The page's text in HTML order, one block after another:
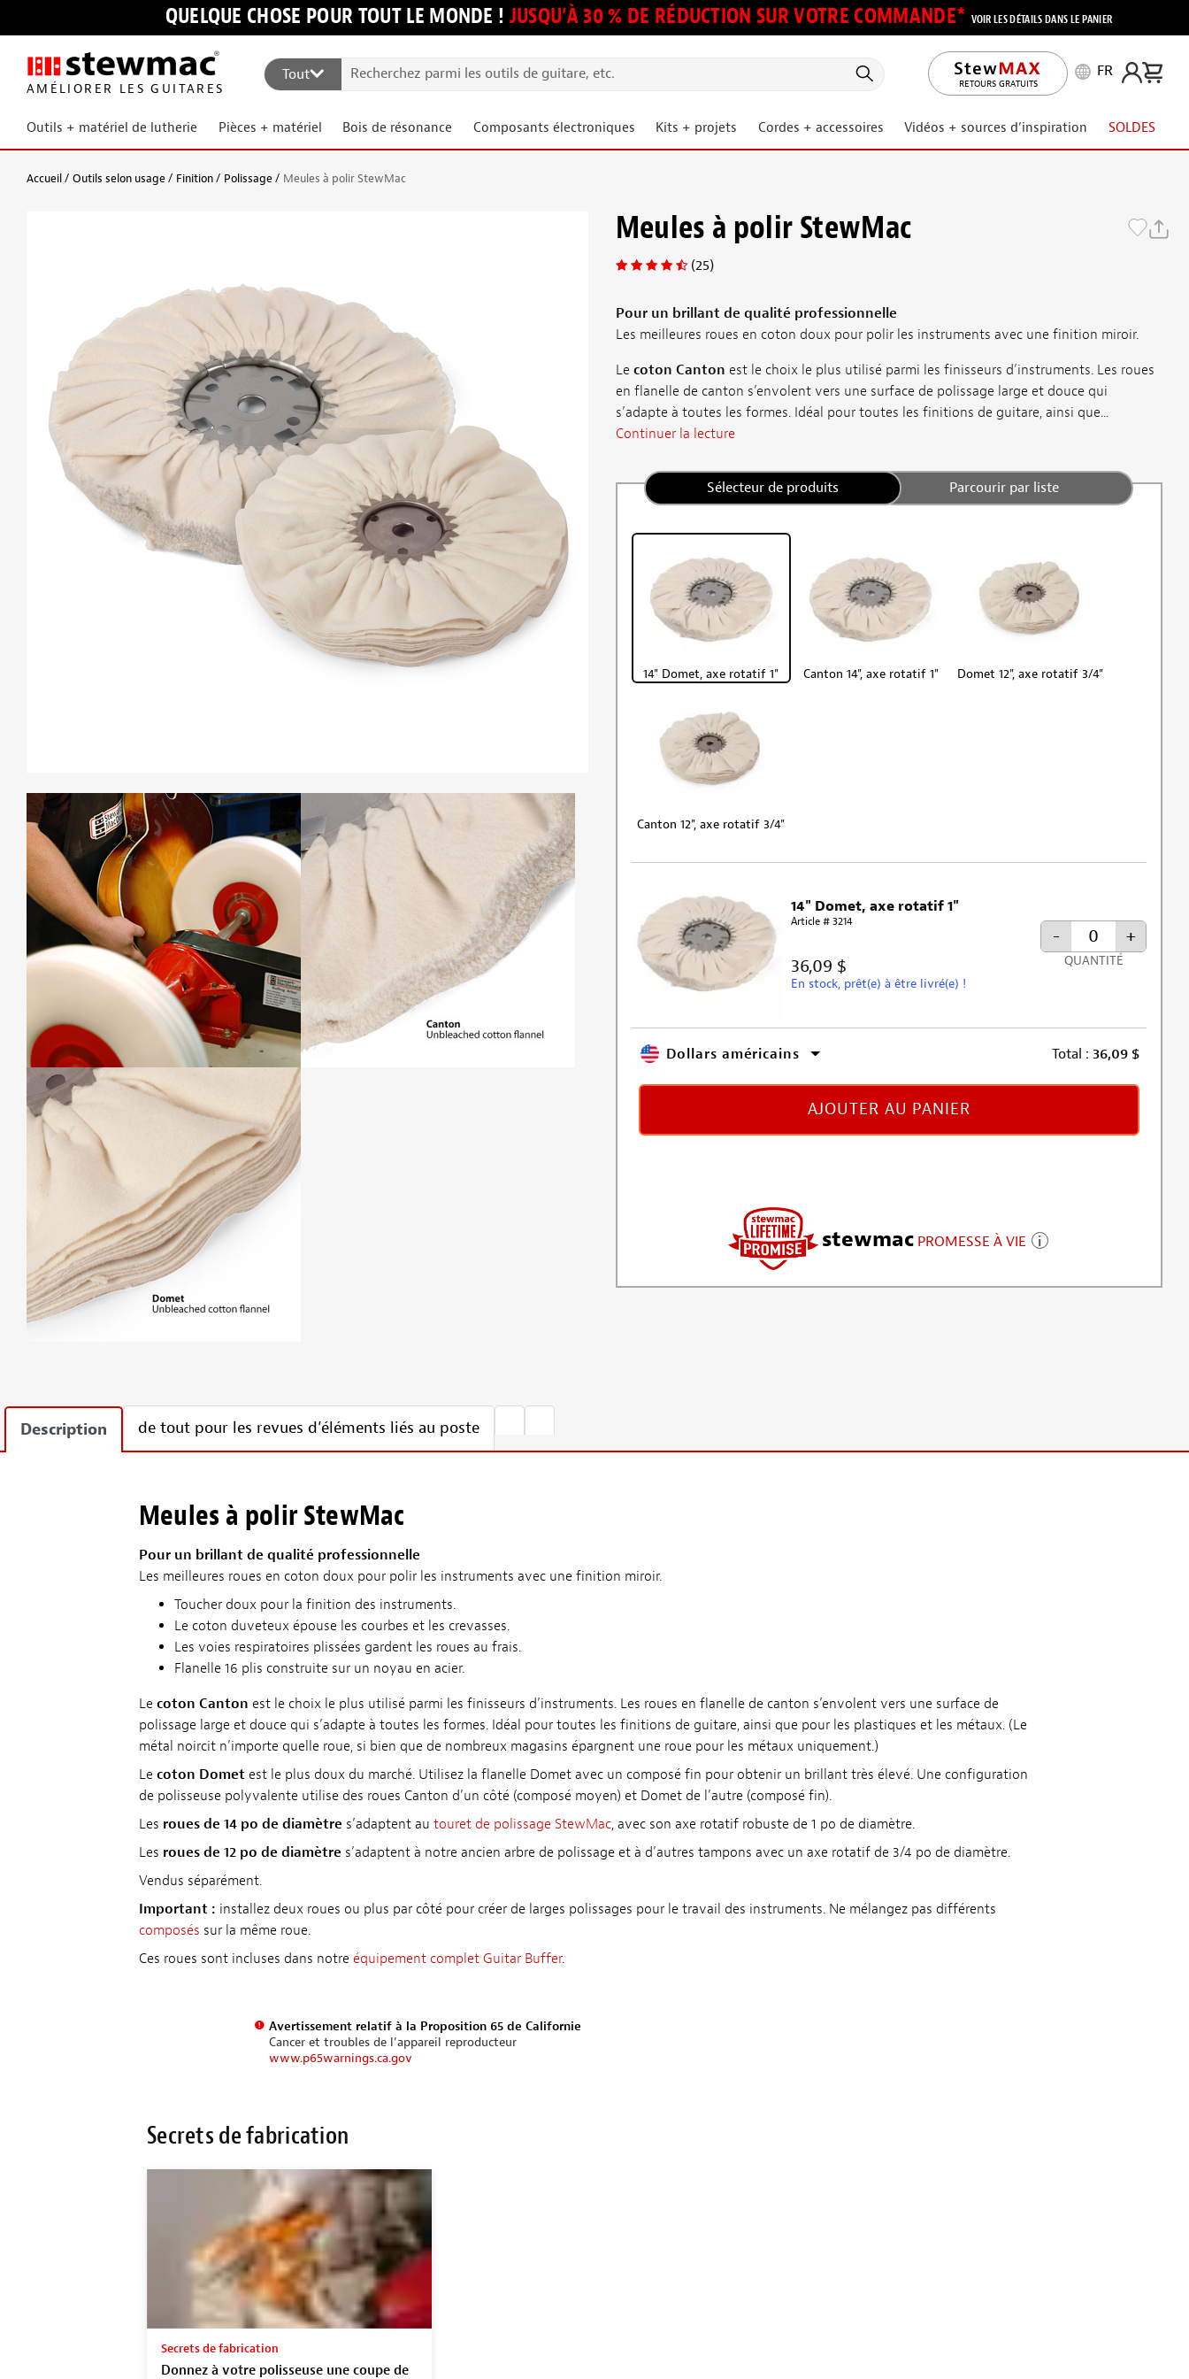
QUELQUE CHOSE POUR TOUT LE MONDE ! JUSQU’À 30 % DE RÉDUCTION SUR VOTRE COMMANDE* VOIR LES DÉTAILS DANS LE PANIER
AMÉLIORER LES GUITARES
Tout
RETOURS GRATUITS
FR
Outils + matériel de lutherie Pièces + matériel Bois de résonance Composants électroniques Kits + projets Cordes + accessoires Vidéos + sources d’inspiration SOLDES
Accueil Outils selon usage Finition Polissage Meules à polir StewMac
Meules à polir StewMac
(25)
Pour un brillant de qualité professionnelle
Les meilleures roues en coton doux pour polir les instruments avec une finition miroir.
Le coton Canton est le choix le plus utilisé parmi les finisseurs d’instruments. Les roues
en flanelle de canton s’envolent vers une surface de polissage large et douce qui
s’adapte à toutes les formes. Idéal pour toutes les finitions de guitare, ainsi que...
Continuer la lecture
Sélecteur de produits Parcourir par liste
14" Domet, axe rotatif 1" Canton 14", axe rotatif 1" Domet 12", axe rotatif 3/4"
Canton 12", axe rotatif 3/4"
14" Domet, axe rotatif 1"
Article # 3214
36,09 $
En stock, prêt(e) à être livré(e) !
- +
QUANTITÉ
Dollars américains Total : 36,09 $
AJOUTER AU PANIER
stewmac PROMESSE À VIE
Description de tout pour les revues d’éléments liés au poste
Meules à polir StewMac
Pour un brillant de qualité professionnelle
Les meilleures roues en coton doux pour polir les instruments avec une finition miroir.
Toucher doux pour la finition des instruments.
Le coton duveteux épouse les courbes et les crevasses.
Les voies respiratoires plissées gardent les roues au frais.
Flanelle 16 plis construite sur un noyau en acier.
Le coton Canton est le choix le plus utilisé parmi les finisseurs d’instruments. Les roues en flanelle de canton s’envolent vers une surface de
polissage large et douce qui s’adapte à toutes les formes. Idéal pour toutes les finitions de guitare, ainsi que pour les plastiques et les métaux. (Le
métal noircit n’importe quelle roue, si bien que de nombreux magasins épargnent une roue pour les métaux uniquement.)
Le coton Domet est le plus doux du marché. Utilisez la flanelle Domet avec un composé fin pour obtenir un brillant très élevé. Une configuration
de polisseuse polyvalente utilise des roues Canton d’un côté (composé moyen) et Domet de l’autre (composé fin).
Les roues de 14 po de diamètre s’adaptent au touret de polissage StewMac, avec son axe rotatif robuste de 1 po de diamètre.
Les roues de 12 po de diamètre s’adaptent à notre ancien arbre de polissage et à d’autres tampons avec un axe rotatif de 3/4 po de diamètre.
Vendus séparément.
Important : installez deux roues ou plus par côté pour créer de larges polissages pour le travail des instruments. Ne mélangez pas différents
composés sur la même roue.
Ces roues sont incluses dans notre équipement complet Guitar Buffer.
Avertissement relatif à la Proposition 65 de Californie
Cancer et troubles de l’appareil reproducteur
www.p65warnings.ca.gov
Secrets de fabrication
Secrets de fabrication
Donnez à votre polisseuse une coupe de